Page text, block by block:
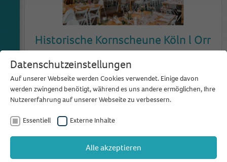
Historische Kornscheune Köln l Orr
50259 Pulheim
Bewertungen
(1)
Meine Favoriten
hinzufügen
Vintage – Boho – Industry…oder ein Mix aus allem?
In der historischen Kornscheune könnt ihr euch
euren indi...
Datenschutzeinstellungen
Auf unserer Webseite werden Cookies verwendet. Einige davon
werden zwingend benötigt, während es uns andere ermöglichen, Ihre
Nutzererfahrung auf unserer Webseite zu verbessern.
Essentiell Externe Inhalte
Alle akzeptieren